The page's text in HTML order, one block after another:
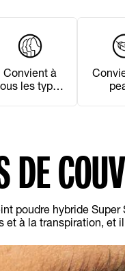
Convient à
les types
poudre hybride Super
à la transpiration, et